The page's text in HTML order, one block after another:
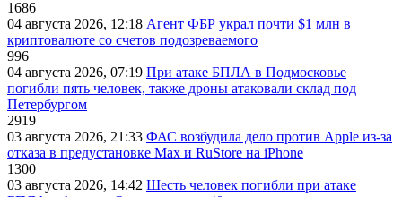
1686
04 августа 2026, 12:18 Агент ФБР украл почти $1 млн в
криптовалюте со счетов подозреваемого
996
04 августа 2026, 07:19 При атаке БПЛА в Подмосковье
погибли пять человек, также дроны атаковали склад под
Петербургом
2919
03 августа 2026, 21:33 ФАС возбудила дело против Apple из-за
отказа в предустановке Max и RuStore на iPhone
1300
03 августа 2026, 14:42 Шесть человек погибли при атаке